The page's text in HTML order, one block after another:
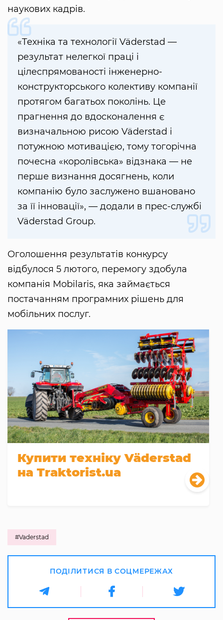
наукових кадрів.
«Техніка та технології Väderstad —
результат нелегкої праці і
цілеспрямованості інженерно-
конструкторського колективу компанії
протягом багатьох поколінь. Це
прагнення до вдосконалення є
визначальною рисою Väderstad і
потужною мотивацією, тому тогорічна
почесна «королівська» відзнака — не
перше визнання досягнень, коли
компанію було заслужено вшановано
за її інновації», — додали в прес-службі
Väderstad Group.
Оголошення результатів конкурсу
відбулося 5 лютого, перемогу здобула
компанія Mobilaris, яка займається
постачанням програмних рішень для
мобільних послуг.
Купити техніку Väderstad
на Traktorist.ua
#Vaderstad
ПОДІЛИТИСЯ В СОЦМЕРЕЖАХ